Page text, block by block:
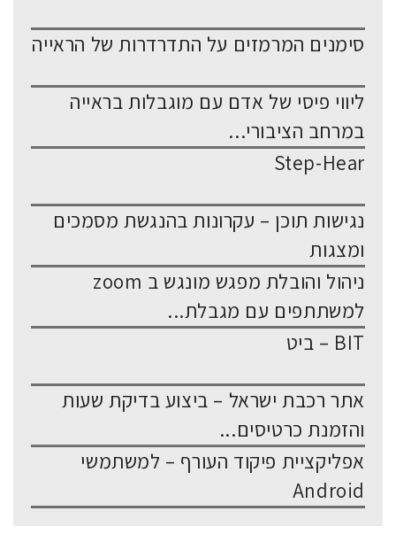
סימנים המרמזים על התדרדרות של הראייה
ליווי פיסי של אדם עם מוגבלות בראייה
במרחב הציבורי...
Step-Hear
נגישות תוכן – עקרונות בהנגשת מסמכים
ומצגות
ניהול והובלת מפגש מונגש ב zoom
למשתתפים עם מגבלת...
BIT – ביט
אתר רכבת ישראל – ביצוע בדיקת שעות
והזמנת כרטיסים...
אפליקציית פיקוד העורף – למשתמשי
Android